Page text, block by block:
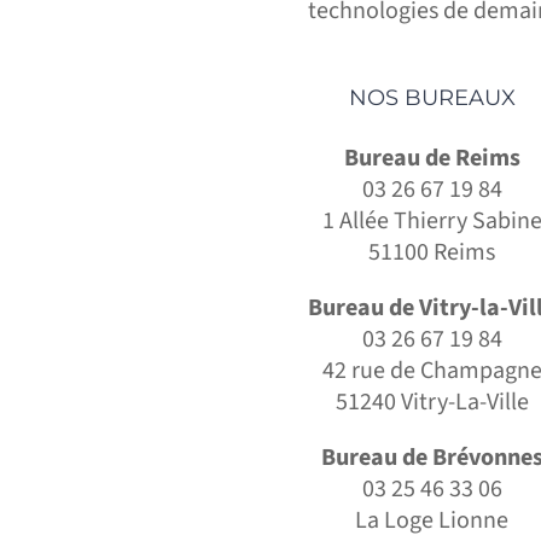
technologies de
NOS BUREAUX
Bureau de Reims
03 26 67 19 84
1 Allée Thierry Sabine
51100 Reims
Bureau de Vitry-la-
03 26 67 19 84
42 rue de Champagne
51240 Vitry-La-Ville
Bureau de
03 25 46 33 06
La Loge Lionne